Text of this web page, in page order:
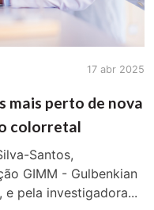
17 abr 2025
mais perto de nova
colorretal
Santos,
GIMM - Gulbenkian
pela investigadora...